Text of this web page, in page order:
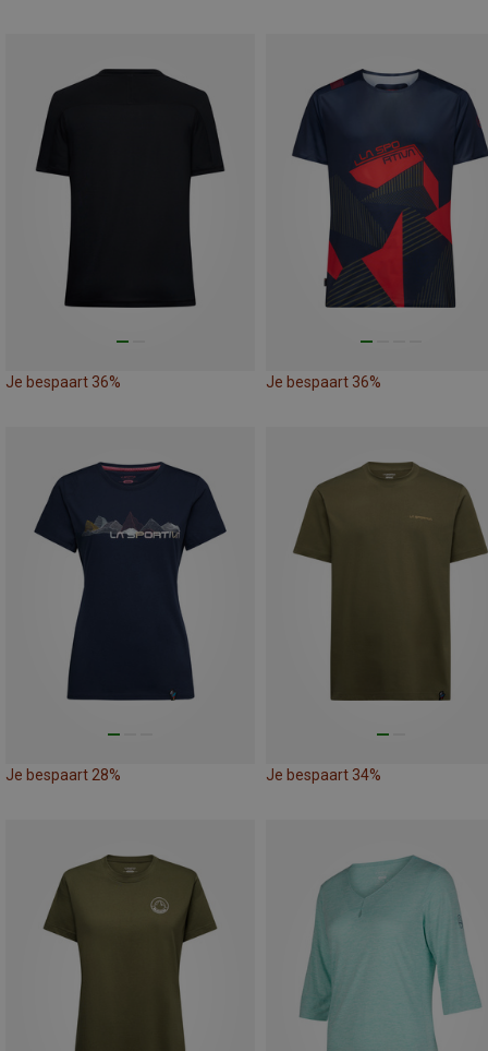
Je bespaart 36% Je bespaart 36%
Je bespaart 28% Je bespaart 34%